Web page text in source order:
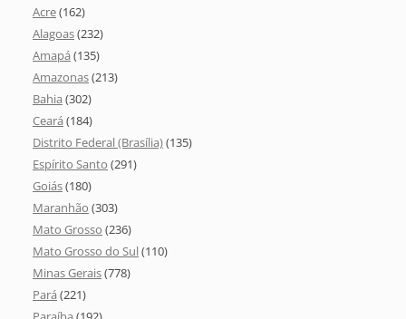
Acre(162)
Alagoas(232)
Amapá (135)
Amazonas(213)
Bahia (302)
Ceará (184)
Distrito Federal (Brasília)(135)
Espírito Santo (291)
Goiás(180)
Maranhão (303)
Mato Grosso (236)
Mato Grosso do Sul(110)
Minas Gerais(778)
Pará (221)